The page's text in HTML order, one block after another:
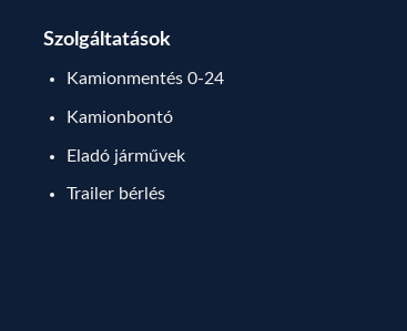
Szolgáltatások
Kamionmentés 0-24
Kamionbontó
Eladó járművek
Trailer bérlés